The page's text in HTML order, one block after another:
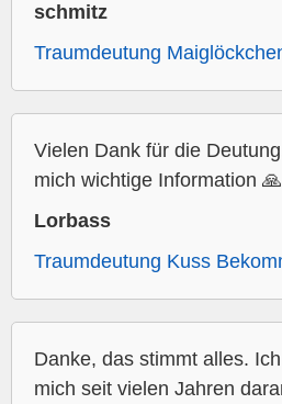
schmitz
Traumdeutung
Vielen Dank für die
mich wichtige Information
Lorbass
Traumdeutung Kuss
Danke, das stimmt alles.
mich seit vielen Jahren